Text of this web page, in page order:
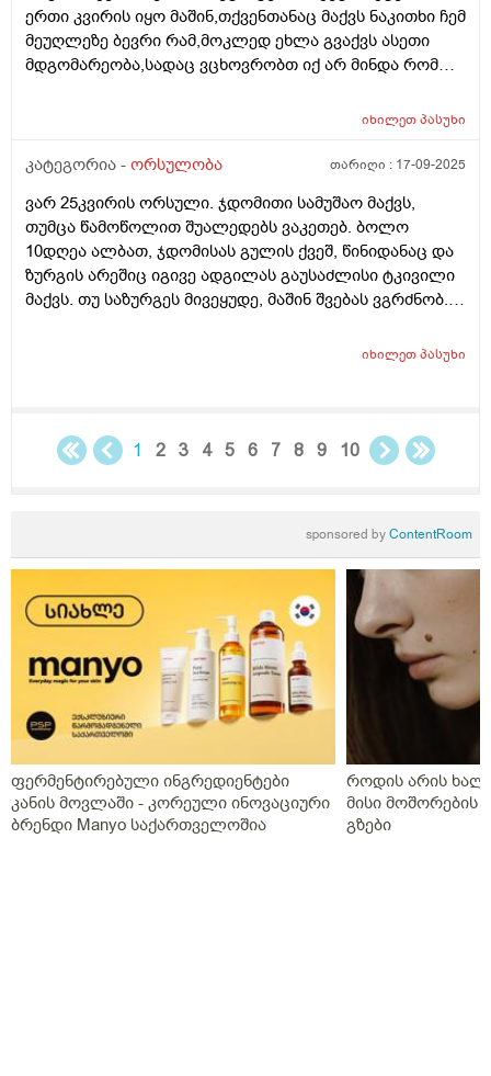
ერთი კვირის იყო მაშინ,თქვენთანაც მაქვს ნაკითხი ჩემ
მეუღლეზე ბევრი რამ,მოკლედ ეხლა გვაქვს ასეთი
მდგომარეობა,სადაც ვცხოვრობთ იქ არ მინდა რომ
მკურნალობდა ჩემი მეუღლე ძალიან გაკვირვებული
იყოს,ორსულობა მიდის ძალიან
კარგად,გემახსოვრებით ალბათ მარიხუანას
მომხმარებელი ვიყავი და გვეშინოდა ბავშვის
ჯანმრთელობის მხრივ.თქვენ კი აგვიხსენით რომ
მარიხუანა ხელა უშლის ჩასახვას და არა ჩასახულ
იქნევაო,მოკლედ არვიცი ყველას ინდივიდუალური
საღამოს სანთლის სახით საშოში,ნიუვიტი ორი თვე
დანიშნულება და ახალმა ექიმმა გამოუწერა სისხლის
გამათხელებელი,პოტრომბინი გაუსინჯა პირველ
რიგში რაც არ გაგვისინჯია ამ ხნის განმავლობაში და
ზღვარზე ქონდა ისე რომ ლაბორანტმა გვითხრა
საყურადღებოა თორემ მერე საპრობლემო
გახდებაო,და ისედაც თვენახევარში ერთხელ
გვნახულობდა ის ძველი ექიმი,ინდომეტაზონის
სანთელი ოცი დღე ძილის წინ,უტროჟესტანი
საღამოს,კურანტილი სისხლის გამათხელებელი,ახლა
აქვს თავის ტკივილები,სხვა ჩვენება არააქვს და ასე
გვგონია დ ვიტამია გამოიწვიაო მარა ვირუსიც
ქონდა,ვაგოსტაბილი თავის ტკივილისთვის,თქვენ რას
გვირჩევთ?როგორც გვითხარით ონლაინ ისე მიდის
ყველაფერი და ხალხს შეხება აქვთ პირდაპირ
იხილეთპასუხი
კატეგორია - ორსულობა თარიღი : 17-09-2025
ვარ 25კვირის ორსული. ჯდომითი სამუშაო მაქვს,
თუმცა წამოწოლით შუალედებს ვაკეთებ. ბოლო
10დღეა ალბათ, ჯდომისას გულის ქვეშ, წინიდანაც და
ზურგის არეშიც იგივე ადგილას გაუსაძლისი ტკივილი
მაქვს. თუ საზურგეს მივეყუდე, მაშინ შვებას ვგრძნობ.
იხილეთპასუხი
1 2 3 4 5 6 7 8 9 10
sponsored byContentRoom
ფერმენტირებული ინგრედიენტები
კანის მოვლაში - კორეული ინოვაციური
ბრენდი Manyo საქართველოშია
როდის არის
მისი მოშორების
გზები